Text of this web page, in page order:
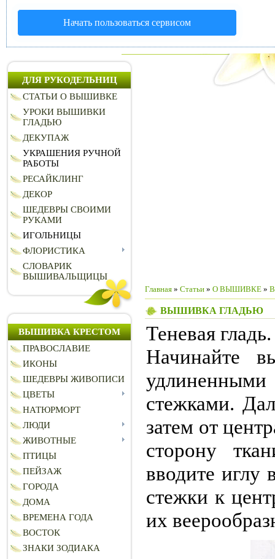
Начать пользоваться сервисом
ДЛЯ РУКОДЕЛЬНИЦ
СТАТЬИ О ВЫШИВКЕ
УРОКИ ВЫШИВКИ
ГЛАДЬЮ
ДЕКУПАЖ
УКРАШЕНИЯ РУЧНОЙ
РАБОТЫ
РЕСАЙКЛИНГ
ДЕКОР
ШЕДЕВРЫ СВОИМИ
РУКАМИ
ИГОЛЬНИЦЫ
ФЛОРИСТИКА
СЛОВАРИК
ВЫШИВАЛЬЩИЦЫ
ВЫШИВКА КРЕСТОМ
ПРАВОСЛАВИЕ
ИКОНЫ
ШЕДЕВРЫ ЖИВОПИСИ
ЦВЕТЫ
НАТЮРМОРТ
ЛЮДИ
ЖИВОТНЫЕ
ПТИЦЫ
ПЕЙЗАЖ
ГОРОДА
ДОМА
ВРЕМЕНА ГОДА
ВОСТОК
ЗНАКИ ЗОДИАКА
Главная » Статьи » О ВЫШИВКЕ »
ВЫШИВКА ГЛАДЬЮ
Теневая гладь.
Начинайте
стежками.
затем от
сторону
вводите иглу
стежки к
их